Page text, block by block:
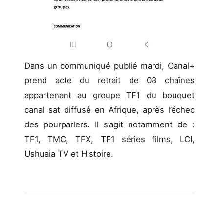
Dans un communiqué publié mardi, Canal+
prend acte du retrait de 08 chaînes
appartenant au groupe TF1 du bouquet
canal sat diffusé en Afrique, après l’échec
des pourparlers. Il s’agit notamment de :
TF1, TMC, TFX, TF1 séries films, LCI,
Ushuaia TV et Histoire.